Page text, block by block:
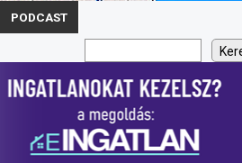
PODCAST